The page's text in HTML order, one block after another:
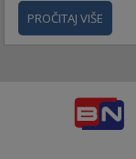
PROČITAJ VIŠE